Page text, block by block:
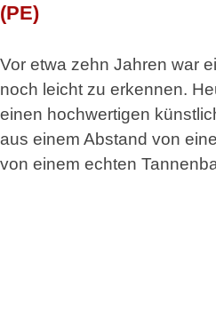
(PE)
Vor etwa zehn Jahren war
noch leicht zu erkennen.
einen hochwertigen
aus einem Abstand von
von einem echten